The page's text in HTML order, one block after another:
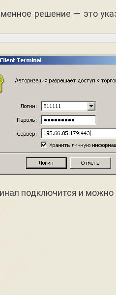
решение — это
подключится и можно